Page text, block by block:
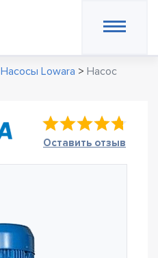
Насосы Lowara > Насос
Оставить отзыв